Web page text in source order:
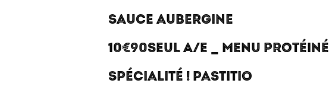
SAUCE AUBERGINE
10€90SEUL A/E _ MENU PROTÉINÉ
SPÉCIALITÉ ! PASTITIO